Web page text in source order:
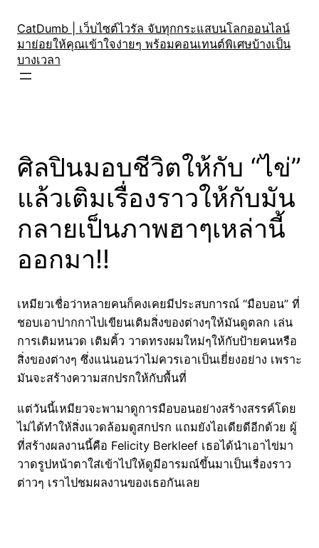
content
CatDumb | เว็บไซต์ไวรัล จับทุกกระแสบนโลกออนไลน์
มาย่อยให้คุณเข้าใจง่ายๆ พร้อมคอนเทนต์พิเศษบ้างเป็น
บางเวลา
ศิลปินมอบชีวิตให้กับ “ไข่”
แล้วเติมเรื่องราวให้กับมัน
กลายเป็นภาพฮาๆเหล่านี้
ออกมา!!
เหมียวเชื่อว่าหลายคนก็คงเคยมีประสบการณ์ “มือบอน” ที่
ชอบเอาปากกาไปเขียนเติมสิ่งของต่างๆให้มันดูตลก เล่น
การเติมหนวด เติมคิ้ว วาดทรงผมใหม่ๆให้กับป้ายคนหรือ
สิ่งของต่างๆ ซึ่งแน่นอนว่าไม่ควรเอาเป็นเยี่ยงอย่าง เพราะ
มันจะสร้างความสกปรกให้กับพื้นที่
แต่วันนี้เหมียวจะพามาดูการมือบอนอย่างสร้างสรรค์โดย
ไม่ได้ทำให้สิ่งแวดล้อมดูสกปรก แถมยังไอเดียดีอีกด้วย ผู้
ที่สร้างผลงานนี้คือ Felicity Berkleef เธอได้นำเอาไข่มา
วาดรูปหน้าตาใส่เข้าไปให้ดูมีอารมณ์ขึ้นมาเป็นเรื่องราว
ต่าวๆ เราไปชมผลงานของเธอกันเลย